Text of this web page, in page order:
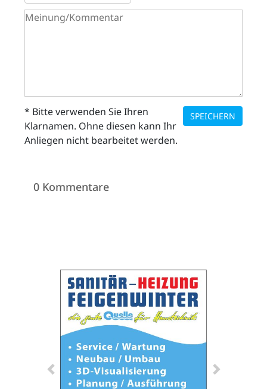
SPEICHERN
* Bitte verwenden Sie Ihren
Klarnamen. Ohne diesen kann Ihr
Anliegen nicht bearbeitet werden.
0 Kommentare